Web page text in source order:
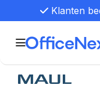
Klanten